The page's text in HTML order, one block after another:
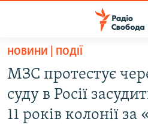
Перейти
основного
матеріалу
Перейти
до
ВСЕ ЗА ДОБУ
СТАТТІ
НОВИНИ | ПОДІЇ
МЗС протестує
суду в Росії
11 років колонії